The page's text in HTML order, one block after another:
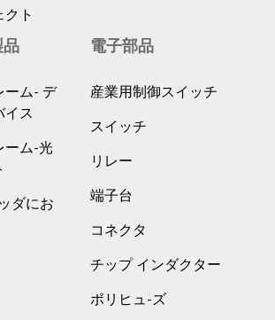
クト
品
ーム- デ
イス
ーム-光
ダにお
電子部品
産業用制御スイッチ
スイッチ
リレー
端子台
コネクタ
チップ インダクター
ポリヒュ-ズ